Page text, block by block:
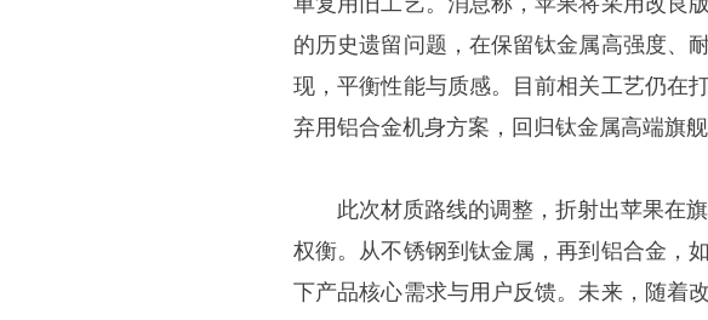
的历史遗留问题，在保留钛金属高强度、
现，平衡性能与质感。目前相关工艺仍在
弃用铝合金机身方案，回归钛金属高端旗舰
此次材质路线的调整，折射出苹果在旗
权衡。从不锈钢到钛金属，再到铝合金，
下产品核心需求与用户反馈。未来，随着